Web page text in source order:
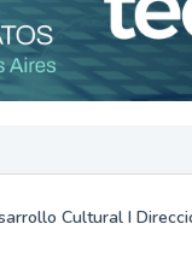
Cultural I